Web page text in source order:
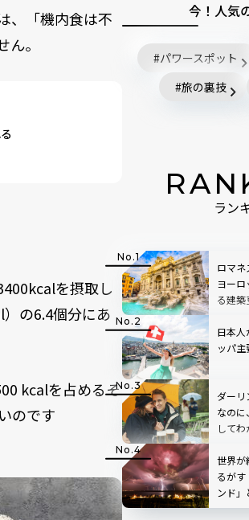
、「機内食は不
。
を摂取し
の6.4個分にあ
kcalを占めるそ
のです
今！人気
パワースポット
旅の裏技
ラン
ロマネ
ヨー
る建築
日本人
ッパ
ダー
なのに
して
世界が
るがす
ンド」